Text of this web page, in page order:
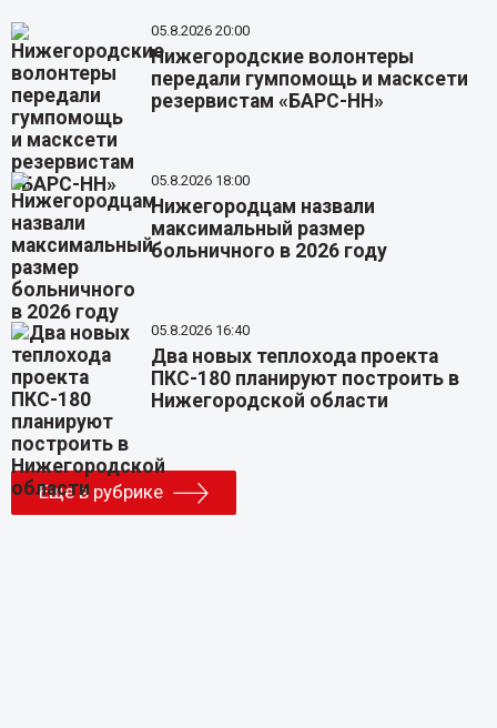
05.8.2026 20:00
Нижегородские волонтеры
передали гумпомощь и масксети
резервистам «БАРС-НН»
05.8.2026 18:00
Нижегородцам назвали
максимальный размер
больничного в 2026 году
05.8.2026 16:40
Два новых теплохода проекта
ПКС-180 планируют построить в
Нижегородской области
Еще в рубрике